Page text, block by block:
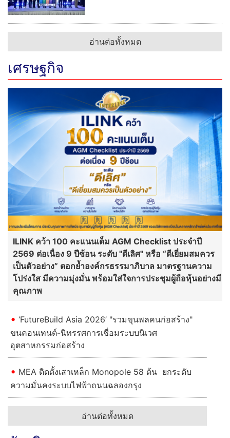
อ่านต่อทั้งหมด
เศรษฐกิจ
ILINK คว้า 100 คะแนนเต็ม AGM Checklist ประจำปี
2569 ต่อเนื่อง 9 ปีซ้อน ระดับ "ดีเลิศ" หรือ “ดีเยี่ยมสมควร
เป็นตัวอย่าง” ตอกย้ำองค์กรธรรมาภิบาล มาตรฐานความ
โปร่งใส มีความมุ่งมั่น พร้อมใส่ใจการประชุมผู้ถือหุ้นอย่างมี
คุณภาพ
‘FutureBuild Asia 2026’ "รวมขุนพลคนก่อสร้าง"
ขนคอนเทนต์-นิทรรศการเชื่อมระบบนิเวศ
อุตสาหกรรมก่อสร้าง
MEA ติดตั้งเสาเหล็ก Monopole 58 ต้น ยกระดับ
ความมั่นคงระบบไฟฟ้าถนนฉลองกรุง
อ่านต่อทั้งหมด